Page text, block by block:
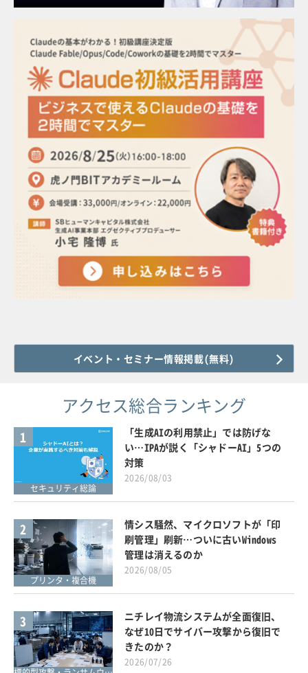
イベント・セミナー情報掲載(無料)
アクセス総合ランキング
1
セキュリティ総論
「生成AIの利用禁止」では防げな
い…IPAが説く「シャドーAI」5つの
対策
2026/08/03
2
プリンタ・複合機
情シス騒然、マイクロソフトが「印
刷管理」刷新…ついに古いWindows
管理は消えるのか
2026/08/05
3
ニチレイ物流システムが全面復旧、
なぜ10日でサイバー攻撃から復旧で
きたのか？
2026/07/26